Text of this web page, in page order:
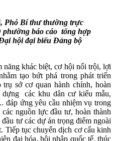
Phó Bí thư thường trực
báo cáo tổng hợp
hội đại biểu Đảng bộ
năng khác biệt, cơ hội nổi trội, lợi
tạo bứt phá trong phát triển
sở cơ quan hành chính, hoàn
dựng các khu dân cư kiểu mẫu,
đáp ứng yêu cầu nhiệm vụ trong
nguồn lực đầu tư, hoàn thành
tư các dự án trọng điểm ngoài
Tiếp tục chuyển dịch cơ cấu kinh
đại hóa, hội nhập quốc tế, thúc